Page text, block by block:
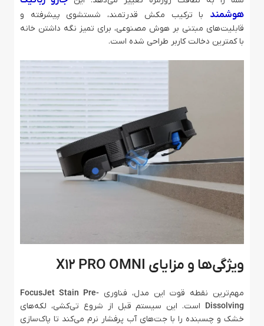
هوشمند با ترکیب مکش قدرتمند، شستشوی پیشرفته و
قابلیت‌های مبتنی بر هوش مصنوعی، برای تمیز نگه داشتن خانه
با کمترین دخالت کاربر طراحی شده است.
ویژگی‌ها و مزایای X12 PRO OMNI
مهم‌ترین نقطه قوت این مدل، فناوری FocusJet Stain Pre-
Dissolving است. این سیستم قبل از شروع تی‌کشی، لکه‌های
خشک و چسبنده را با جت‌های آب پرفشار نرم می‌کند تا پاک‌سازی